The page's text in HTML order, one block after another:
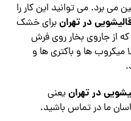
می برد. می توانید این کار را
در تهرانبرای خشک
از جاروی بخار روی فرش
میکروب ها و باکتری ها و
در تهرانیعنی
ما در تماس باشید.